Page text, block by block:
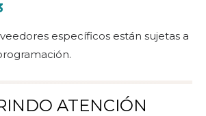
específicos están sujetas a
ATENCIÓN